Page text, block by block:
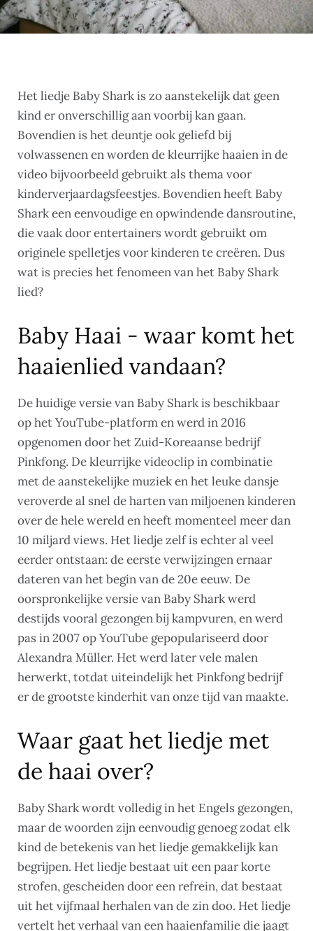
Het liedje Baby Shark is zo aanstekelijk dat geen
kind er onverschillig aan voorbij kan gaan.
Bovendien is het deuntje ook geliefd bij
volwassenen en worden de kleurrijke haaien in de
video bijvoorbeeld gebruikt als thema voor
kinderverjaardagsfeestjes. Bovendien heeft Baby
Shark een eenvoudige en opwindende dansroutine,
die vaak door entertainers wordt gebruikt om
originele spelletjes voor kinderen te creëren. Dus
wat is precies het fenomeen van het Baby Shark
lied?
Baby Haai - waar komt het
haaienlied vandaan?
De huidige versie van Baby Shark is beschikbaar
op het YouTube-platform en werd in 2016
opgenomen door het Zuid-Koreaanse bedrijf
Pinkfong. De kleurrijke videoclip in combinatie
met de aanstekelijke muziek en het leuke dansje
veroverde al snel de harten van miljoenen kinderen
over de hele wereld en heeft momenteel meer dan
10 miljard views. Het liedje zelf is echter al veel
eerder ontstaan: de eerste verwijzingen ernaar
dateren van het begin van de 20e eeuw. De
oorspronkelijke versie van Baby Shark werd
destijds vooral gezongen bij kampvuren, en werd
pas in 2007 op YouTube gepopulariseerd door
Alexandra Müller. Het werd later vele malen
herwerkt, totdat uiteindelijk het Pinkfong bedrijf
er de grootste kinderhit van onze tijd van maakte.
Waar gaat het liedje met
de haai over?
Baby Shark wordt volledig in het Engels gezongen,
maar de woorden zijn eenvoudig genoeg zodat elk
kind de betekenis van het liedje gemakkelijk kan
begrijpen. Het liedje bestaat uit een paar korte
strofen, gescheiden door een refrein, dat bestaat
uit het vijfmaal herhalen van de zin doo. Het liedje
vertelt het verhaal van een haaienfamilie die jaagt